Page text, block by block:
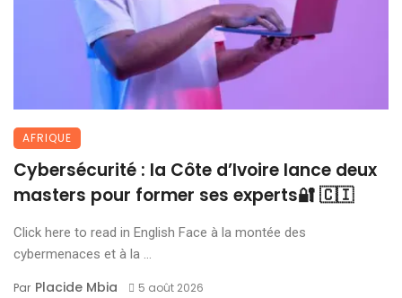
AFRIQUE
Cybersécurité : la Côte d’Ivoire lance deux
masters pour former ses experts🔐 🇨🇮
Click here to read in English Face à la montée des
cybermenaces et à la ...
Par Placide Mbia 5 août 2026